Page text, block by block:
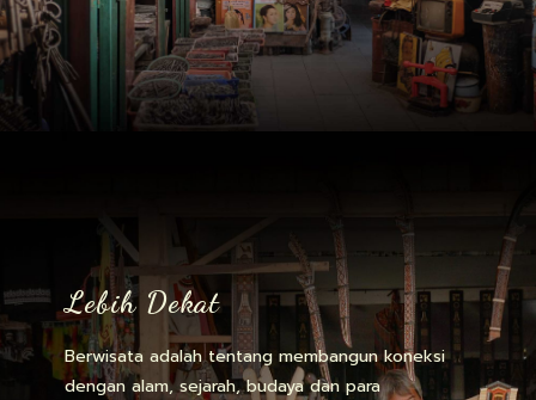
Lebih Dekat
Berwisata adalah tentang membangun koneksi
dengan alam, sejarah, budaya dan para